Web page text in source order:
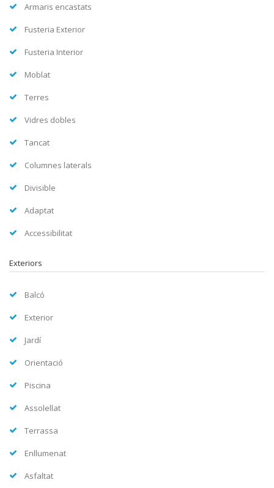
Armaris encastats
Fusteria Exterior
Fusteria Interior
Moblat
Terres
Vidres dobles
Tancat
Columnes laterals
Divisible
Adaptat
Accessibilitat
Exteriors
Balcó
Exterior
Jardí
Orientació
Piscina
Assolellat
Terrassa
Enllumenat
Asfaltat